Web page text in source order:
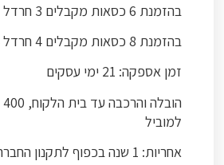
בהזמנת 6 כסאות מקבלים 3 חרדל 3 תכלת
בהזמנת 8 כסאות מקבלים 4 חרדל 4 תכלת
זמן אספקה: 21 ימי עסקים
למוביל
אחריות: 1 שנה בכפוף לתקנון החברה.